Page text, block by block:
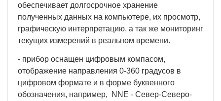
обеспечивает долгосрочное хранение
полученных данных на компьютере, их просмотр,
графическую интерпретацию, а так же мониторинг
текущих измерений в реальном времени.
- прибор оснащен цифровым компасом,
отображение направления 0-360 градусов в
цифровом формате и в форме буквенного
обозначения, например, NNE - Север-Северо-